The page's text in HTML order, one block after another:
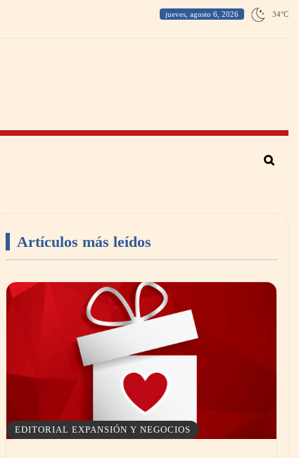
jueves, agosto 6, 2026 34°C
Artículos más leídos
EDITORIAL EXPANSIÓN Y NEGOCIOS